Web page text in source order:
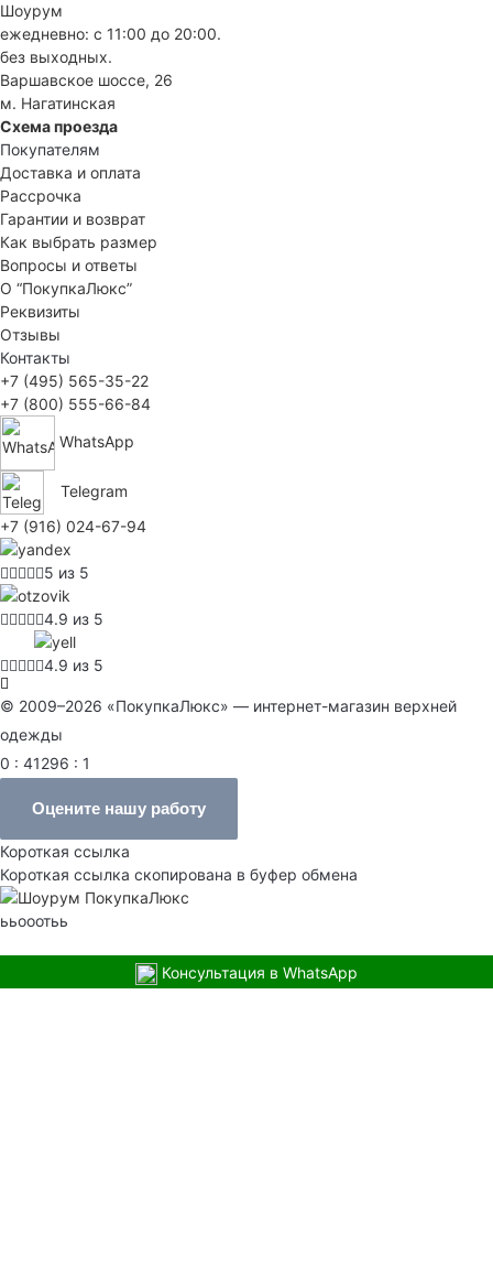
Шоурум
ежедневно: с 11:00 до 20:00.
без выходных.
Варшавское шоссе, 26
м. Нагатинская
Схема проезда
Покупателям
Доставка и оплата
Рассрочка
Гарантии и возврат
Как выбрать размер
Вопросы и ответы
О “ПокупкаЛюкс”
Реквизиты
Отзывы
Контакты
+7 (495) 565-35-22
+7 (800) 555-66-84
WhatsApp
Telegram
+7 (916) 024-67-94
5 из 5
4.9 из 5
4.9 из 5
© 2009–2026 «ПокупкаЛюкс» — интернет-магазин верхней
одежды
0 : 41296 : 1
Оцените нашу работу
Короткая ссылка
Короткая ссылка скопирована в буфер обмена
ььооотьь
Консультация в WhatsApp